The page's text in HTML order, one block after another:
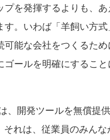
を発揮するよりも、あ
。いわば「羊飼い方
能な会社をつくるため
ールを明確にすること
、開発ツールを無償提
れは、従業員のみんな